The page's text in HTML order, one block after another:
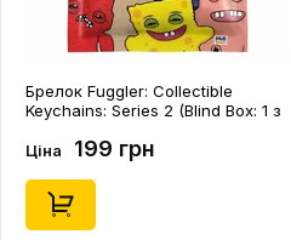
Брелок Fuggler: Collectible
Keychains: Series 2 (Blind Box: 1 з
Ціна 199 грн